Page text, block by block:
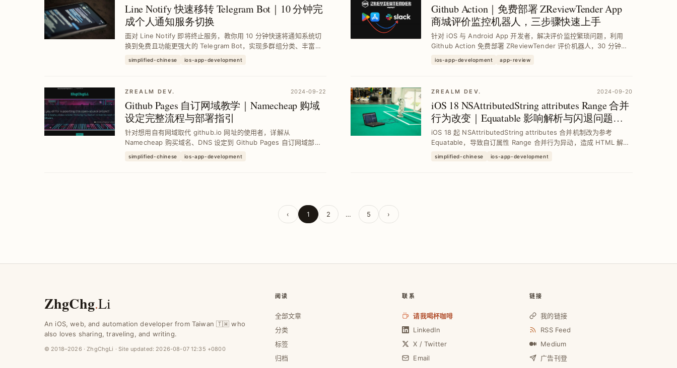
Line Notify 快速移转 Telegram Bot｜10 分钟完
成个人通知服务切换
面对 Line Notify 即将终止服务，教你用 10 分钟快速将通知系统切
换到免费且功能更强大的 Telegram Bot，实现多群组分类、丰富讯
simplified-chinese ios-app-development
Github Action｜免费部署 ZReviewTender App
商城评价监控机器人，三步骤快速上手
针对 iOS 与 Android App 开发者，解决评价监控繁琐问题，利用
Github Action 免费部署 ZReviewTender 评价机器人，30 分钟完
意度。
ios-app-development app-review
ZREALM DEV. 2024-09-22
Github Pages 自订网域教学｜Namecheap 购域
设定完整流程与部署指引
针对想用自有网域取代 github.io 网址的使用者，详解从
Namecheap 购买域名、DNS 设定到 Github Pages 自订网域部署
牌形象。
simplified-chinese ios-app-development
ZREALM DEV. 2024-09-20
iOS 18 NSAttributedString attributes Range 合并
行为改变｜Equatable 影响解析与闪退问题排
除
iOS 18 起 NSAttributedString attributes 合并机制改为参考
Equatable，导致自订属性 Range 合并行为异动，造成 HTML 解析
simplified-chinese ios-app-development
‹ 1 2 … 5 ›
ZhgChg.Li
An iOS, web, and automation developer from Taiwan 🇹🇼 who
also loves sharing, traveling, and writing.
© 2018–2026 · ZhgChgLi · Site updated: 2026-08-07 12:35 +0800
阅读
全部文章
分类
标签
归档
联系
请我喝杯咖啡
LinkedIn
X / Twitter
Email
链接
我的链接
RSS Feed
Medium
广告刊登